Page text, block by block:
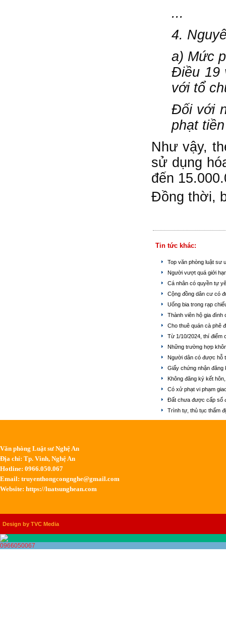
...
4.
a) Mức
Điều 19
với tổ
Đối với
phạt
Như vậy,
sử dụng
đến
Đồng thời,
Tin tức khác:
Top văn phòng luật sư
Người vượt quá giới
Cá nhân có quyền tự
Cộng đồng dân cư có
Uống bia trong rạp
Thành viên hộ gia đình
Cho thuê quán cà phê
Từ 1/10/2024, thí điểm
Những trường hợp
Người dân có được hỗ
Giấy chứng nhận đăng
Không đăng ký kết
Có xử phạt vi phạm
Đất chưa được cấp sổ
Trình tự, thủ tục thẩm
Văn phòng Luật sư Nghệ An
Địa chỉ: Tp. Vinh, Nghệ An
Hotline: 0966.050.067
Email: truyenthongcongnghe@gmail.com
Website: https://luatsunghean.com
Design by TVC Media
0966050067